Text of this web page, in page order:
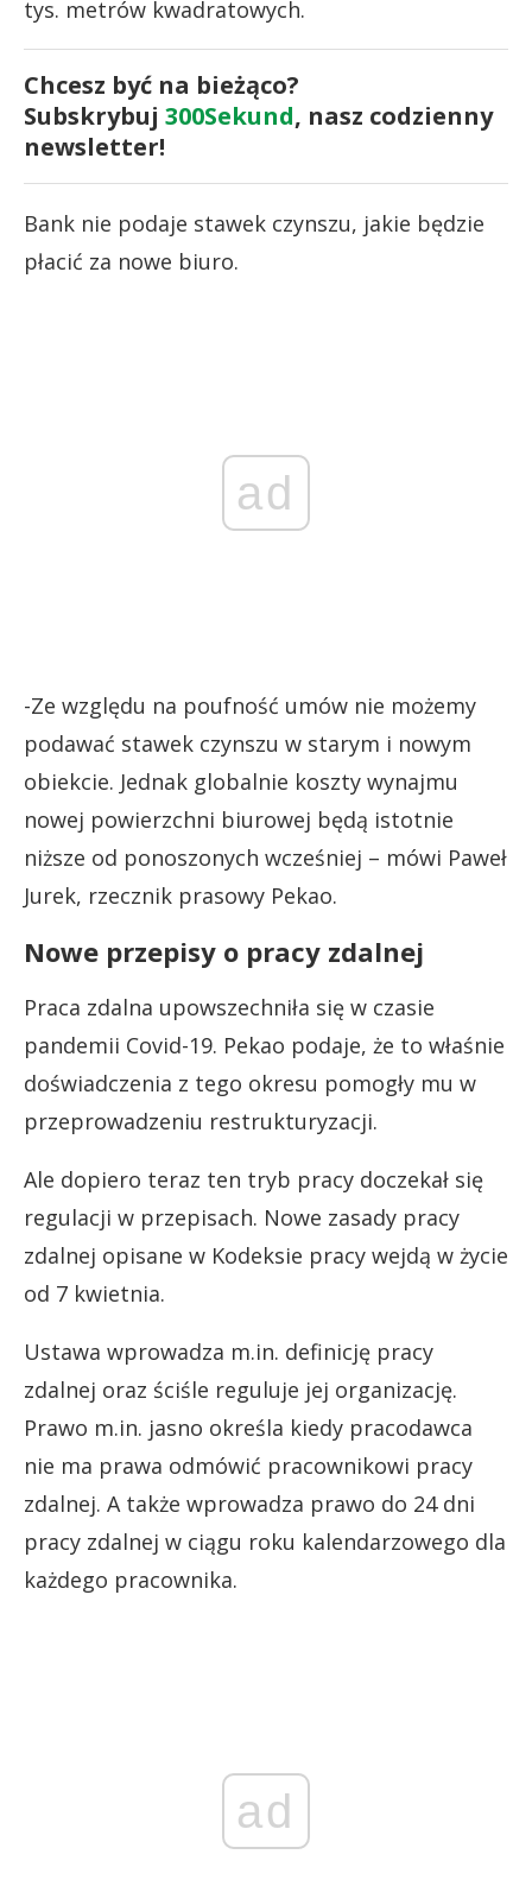
tys. metrów kwadratowych.
Chcesz być na bieżąco?
Subskrybuj 300Sekund, nasz codzienny
newsletter!
Bank nie podaje stawek czynszu, jakie będzie
płacić za nowe biuro.
ad
-Ze względu na poufność umów nie możemy
podawać stawek czynszu w starym i nowym
obiekcie. Jednak globalnie koszty wynajmu
nowej powierzchni biurowej będą istotnie
niższe od ponoszonych wcześniej – mówi Paweł
Jurek, rzecznik prasowy Pekao.
Nowe przepisy o pracy zdalnej
Praca zdalna upowszechniła się w czasie
pandemii Covid-19. Pekao podaje, że to właśnie
doświadczenia z tego okresu pomogły mu w
przeprowadzeniu restrukturyzacji.
Ale dopiero teraz ten tryb pracy doczekał się
regulacji w przepisach. Nowe zasady pracy
zdalnej opisane w Kodeksie pracy wejdą w życie
od 7 kwietnia.
Ustawa wprowadza m.in. definicję pracy
zdalnej oraz ściśle reguluje jej organizację.
Prawo m.in. jasno określa kiedy pracodawca
nie ma prawa odmówić pracownikowi pracy
zdalnej. A także wprowadza prawo do 24 dni
pracy zdalnej w ciągu roku kalendarzowego dla
każdego pracownika.
ad